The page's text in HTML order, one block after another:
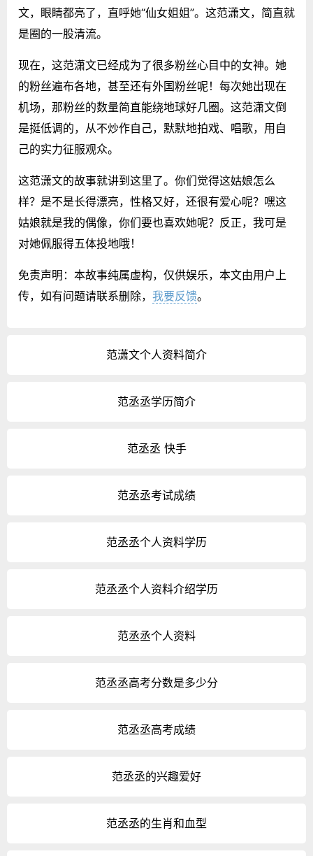
文，眼睛都亮了，直呼她“仙女姐姐”。这范潇文，简直就
是圈的一股清流。
现在，这范潇文已经成为了很多粉丝心目中的女神。她
的粉丝遍布各地，甚至还有外国粉丝呢！每次她出现在
机场，那粉丝的数量简直能绕地球好几圈。这范潇文倒
是挺低调的，从不炒作自己，默默地拍戏、唱歌，用自
己的实力征服观众。
这范潇文的故事就讲到这里了。你们觉得这姑娘怎么
样？是不是长得漂亮，性格又好，还很有爱心呢？嘿这
姑娘就是我的偶像，你们要也喜欢她呢？反正，我可是
对她佩服得五体投地哦！
免责声明：本故事纯属虚构，仅供娱乐，本文由用户上
传，如有问题请联系删除， 我要反馈。
范潇文个人资料简介
范丞丞学历简介
范丞丞 快手
范丞丞考试成绩
范丞丞个人资料学历
范丞丞个人资料介绍学历
范丞丞个人资料
范丞丞高考分数是多少分
范丞丞高考成绩
范丞丞的兴趣爱好
范丞丞的生肖和血型